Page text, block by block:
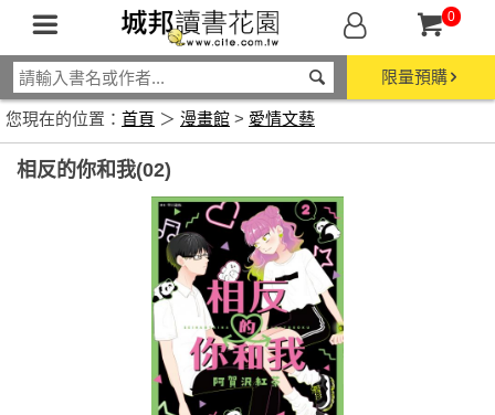
0
限量預購
您現在的位置： 首頁 ＞ 漫畫館 > 愛情文藝
相反的你和我(02)